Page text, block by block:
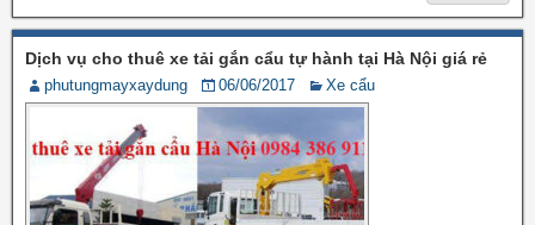
Dịch vụ cho thuê xe tải gắn cẩu tự hành tại Hà Nội giá rẻ
phutungmayxaydung 06/06/2017 Xe cẩu